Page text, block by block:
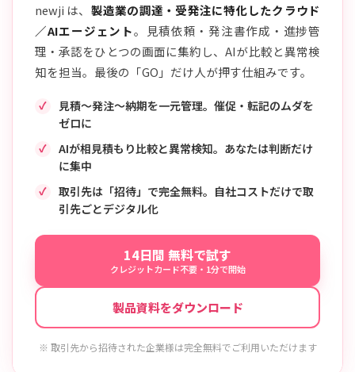
newji は、 製造業の調達・受発注に特化したクラウド
／AIエージェント。見積依頼・発注書作成・進捗管
理・承認をひとつの画面に集約し、AIが比較と異常検
知を担当。最後の「GO」だけ人が押す仕組みです。
見積〜発注〜納期を一元管理。催促・転記のムダを
ゼロに
AIが相見積もり比較と異常検知。あなたは判断だけ
に集中
取引先は「招待」で完全無料。自社コストだけで取
引先ごとデジタル化
14日間 無料で試す
クレジットカード不要・1分で開始
製品資料をダウンロード
※ 取引先から招待された企業様は完全無料でご利用いただけます